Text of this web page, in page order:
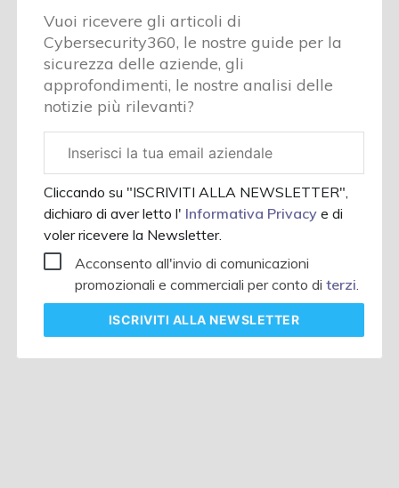
Vuoi ricevere gli articoli di
Cybersecurity360, le nostre guide per la
sicurezza delle aziende, gli
approfondimenti, le nostre analisi delle
notizie più rilevanti?
aziendale
Cliccando su "ISCRIVITI ALLA NEWSLETTER",
dichiaro di aver letto l' Informativa Privacye di
voler ricevere la Newsletter.
Acconsento all'invio di comunicazioni
promozionali e commerciali per conto diterzi
ISCRIVITI ALLA NEWSLETTER